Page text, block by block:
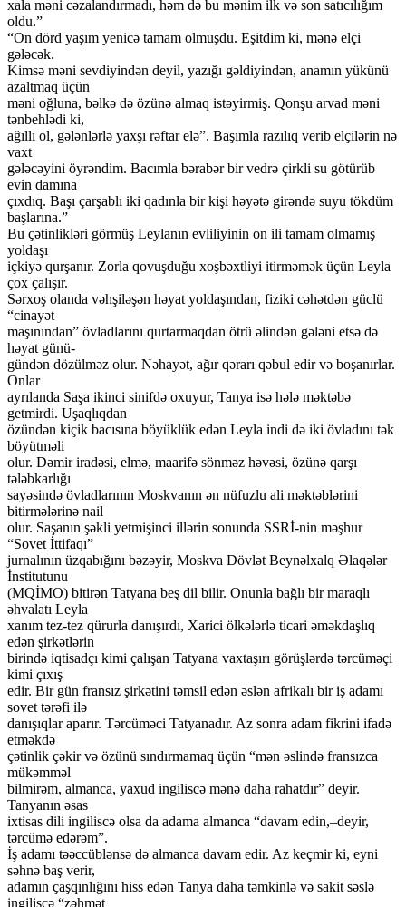
xala məni cəzalandırmadı, həm də bu mənim ilk və son satıcılığım
oldu.”
“On dörd yaşım yenicə tamam olmuşdu. Eşitdim ki, mənə elçi
gələcək.
Kimsə məni sevdiyindən deyil, yazığı gəldiyindən, anamın yükünü
azaltmaq üçün
məni oğluna, bəlkə də özünə almaq istəyirmiş. Qonşu arvad məni
tənbehlədi ki,
ağıllı ol, gələnlərlə yaxşı rəftar elə”. Başımla razılıq verib elçilərin nə
vaxt
gələcəyini öyrəndim. Bacımla bərabər bir vedrə çirkli su götürüb
evin damına
çıxdıq. Başı çarşablı iki qadınla bir kişi həyətə girəndə suyu tökdüm
başlarına.”
Bu çətinlikləri görmüş Leylanın evliliyinin on ili tamam olmamış
yoldaşı
içkiyə qurşanır. Zorla qovuşduğu xoşbəxtliyi itirməmək üçün Leyla
çox çalışır.
Sərxoş olanda vəhşiləşən həyat yoldaşından, fiziki cəhətdən güclü
“cinayət
maşınından” övladlarını qurtarmaqdan ötrü əlindən gələni etsə də
həyat günü-
gündən dözülməz olur. Nəhayət, ağır qərarı qəbul edir və boşanırlar.
Onlar
ayrılanda Saşa ikinci sinifdə oxuyur, Tanya isə hələ məktəbə
getmirdi. Uşaqlıqdan
özündən kiçik bacısına böyüklük edən Leyla indi də iki övladını tək
böyütməli
olur. Dəmir iradəsi, elmə, maarifə sönməz həvəsi, özünə qarşı
tələbkarlığı
sayəsində övladlarının Moskvanın ən nüfuzlu ali məktəblərini
bitirmələrinə nail
olur. Saşanın şəkli yetmişinci illərin sonunda SSRİ-nin məşhur
“Sovet İttifaqı”
jurnalının üzqabığını bəzəyir, Moskva Dövlət Beynəlxalq Əlaqələr
İnstitutunu
(MQİMO) bitirən Tatyana beş dil bilir. Onunla bağlı bir maraqlı
əhvalatı Leyla
xanım tez-tez qürurla danışırdı, Xarici ölkələrlə ticari əməkdaşlıq
edən şirkətlərin
birində iqtisadçı kimi çalışan Tatyana vaxtaşırı görüşlərdə tərcüməçi
kimi çıxış
edir. Bir gün fransız şirkətini təmsil edən əslən afrikalı bir iş adamı
sovet tərəfi ilə
danışıqlar aparır. Tərcüməci Tatyanadır. Az sonra adam fikrini ifadə
etməkdə
çətinlik çəkir və özünü sındırmamaq üçün “mən əslində fransızca
mükəmməl
bilmirəm, almanca, yaxud ingiliscə mənə daha rahatdır” deyir.
Tanyanın əsas
ixtisas dili ingiliscə olsa da adama almanca “davam edin,–deyir,
tərcümə edərəm”.
İş adamı təəccüblənsə də almanca davam edir. Az keçmir ki, eyni
səhnə baş verir,
adamın çaşqınlığını hiss edən Tanya daha təmkinlə və sakit səslə
ingiliscə “zəhmət